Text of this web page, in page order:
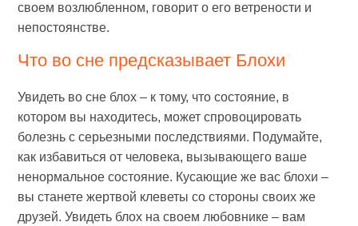
своем возлюбленном, говорит о его ветрености и
непостоянстве.
Что во сне предсказывает Блохи
Увидеть во сне блох – к тому, что состояние, в
котором вы находитесь, может спровоцировать
болезнь с серьезными последствиями. Подумайте,
как избавиться от человека, вызывающего ваше
ненормальное состояние. Кусающие же вас блохи –
вы станете жертвой клеветы со стороны своих же
друзей. Увидеть блох на своем любовнике – вам